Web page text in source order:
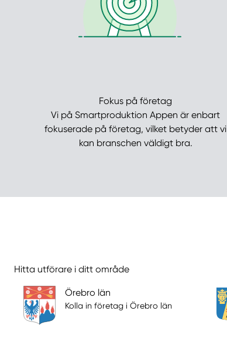
Fokus på företag
Vi på Smartproduktion Appen är enbart
fokuserade på företag, vilket betyder att vi
kan branschen väldigt bra.
Hitta utförare i ditt område
Örebro län
Kolla in företag i Örebro län